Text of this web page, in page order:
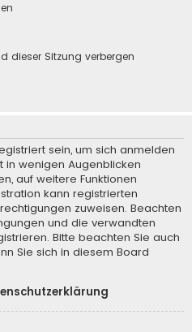
dieser Sitzung verbergen
sein, um sich anmelden
in wenigen Augenblicken
auf weitere Funktionen
kann registrierten
zuweisen. Beachten
und die verwandten
Bitte beachten Sie auch
Sie sich in diesem Board